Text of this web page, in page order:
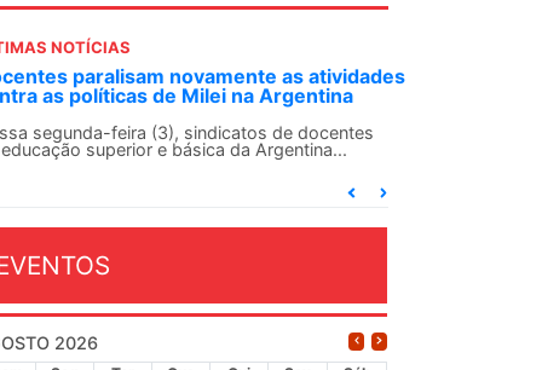
NOTÍCIAS
SN convoca docentes para Dia de
Internacionalista com Cuba em
de agosto
SN conclama suas seções sindicais e o